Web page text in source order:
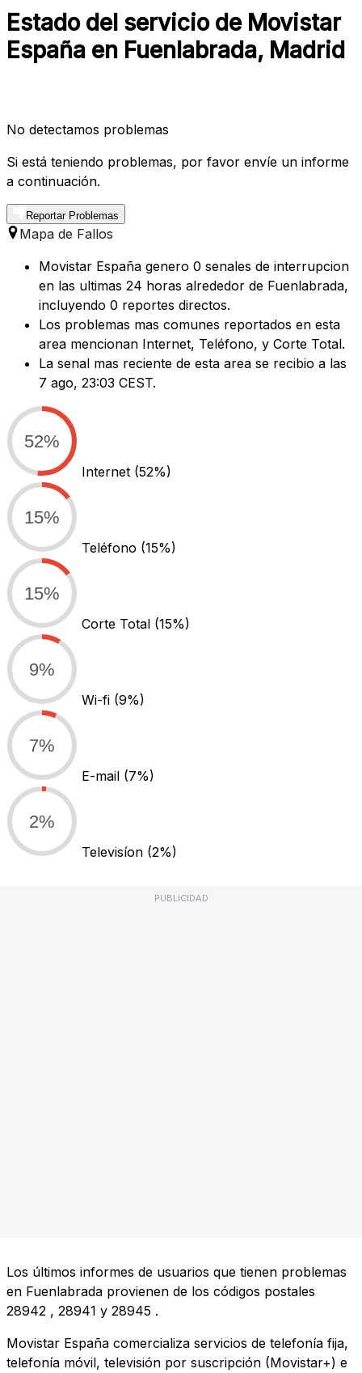
Estado del servicio de Movistar
España en Fuenlabrada, Madrid
No detectamos problemas
Si está teniendo problemas, por favor envíe un informe
a continuación.
Reportar Problemas
Mapa de Fallos
Movistar España genero 0 senales de interrupcion
en las ultimas 24 horas alrededor de Fuenlabrada,
incluyendo 0 reportes directos.
Los problemas mas comunes reportados en esta
area mencionan Internet, Teléfono, y Corte Total.
La senal mas reciente de esta area se recibio a las
7 ago, 23:03 CEST.
52%
Internet (52%)
15%
Teléfono (15%)
15%
Corte Total (15%)
9%
Wi-fi (9%)
7%
E-mail (7%)
2%
Televisíon (2%)
PUBLICIDAD
Los últimos informes de usuarios que tienen problemas
en Fuenlabrada provienen de los códigos postales
28942 , 28941 y 28945 .
Movistar España comercializa servicios de telefonía fija,
telefonía móvil, televisión por suscripción (Movistar+) e